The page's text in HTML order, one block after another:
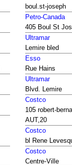
boul.st-joseph
Petro-Canada
405 Boul St
Ultramar
Lemire bled
Esso
Rue Hains
Ultramar
Blvd. Lemire
Costco
105 robert-
AUT,20
Costco
bl Rene
Costco
Centre-Ville